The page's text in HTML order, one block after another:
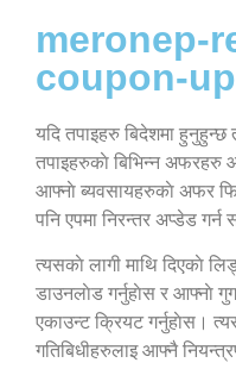
meronep-
coupon-
यदि तपाइहरु बिदेशमा हुनुहुन्छ
तपाइहरुकाे बिभिन्न अफरहरु
आफ्नाे ब्यवसायहरुकाे अफर
पनि एपमा निरन्तर अप्डेड
त्यसकाे लागी माथि दिएकाे
डाउनलाेड गर्नुहाेस र आफ्नाे
एकाउन्ट क्रियट गर्नुहाेस।
गतिबिधीहरुलाइ आफ्नै